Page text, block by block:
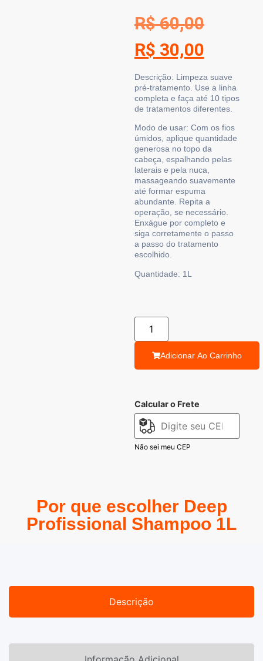
R$60,00
R$ 30,00
Descrição: Limpeza suave
pré-tratamento. Use a linha
completa e faça até 10 tipos
de tratamentos diferentes.
Modo de usar: Com os fios
úmidos, aplique quantidade
generosa no topo da
cabeça, espalhando pelas
laterais e pela nuca,
massageando suavemente
até formar espuma
abundante. Repita a
operação, se necessário.
Enxágue por completo e
siga corretamente o passo
a passo do tratamento
escolhido.
Quantidade: 1L
Adicionar Ao Carrinho
Calcular o Frete
Não sei meu CEP
Por que escolher Deep
Profissional Shampoo 1L
Descrição